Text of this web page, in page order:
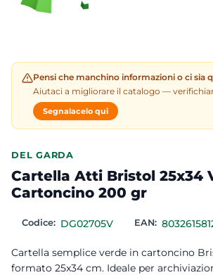
Pensi che manchino informazioni o ci sia
Aiutaci a migliorare il catalogo —
Segnalacelo qui
DEL GARDA
Cartella Atti Bristol 25x34
Cartoncino 200 gr
Codice: DG02705V EAN:
Cartella semplice verde in cartoncino
formato 25x34 cm. Ideale per